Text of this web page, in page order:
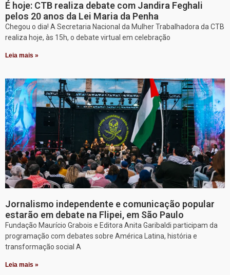
É hoje: CTB realiza debate com Jandira Feghali
pelos 20 anos da Lei Maria da Penha
Chegou o dia! A Secretaria Nacional da Mulher Trabalhadora da CTB
realiza hoje, às 15h, o debate virtual em celebração
Leia mais »
Jornalismo independente e comunicação popular
estarão em debate na Flipei, em São Paulo
Fundação Maurício Grabois e Editora Anita Garibaldi participam da
programação com debates sobre América Latina, história e
transformação social A
Leia mais »